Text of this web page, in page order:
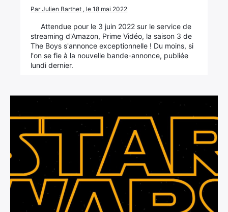
Par Julien Barthet , le 18 mai 2022
Attendue pour le 3 juin 2022 sur le service de
streaming d'Amazon, Prime Vidéo, la saison 3 de
The Boys s'annonce exceptionnelle ! Du moins, si
l'on se fie à la nouvelle bande-annonce, publiée
lundi dernier.